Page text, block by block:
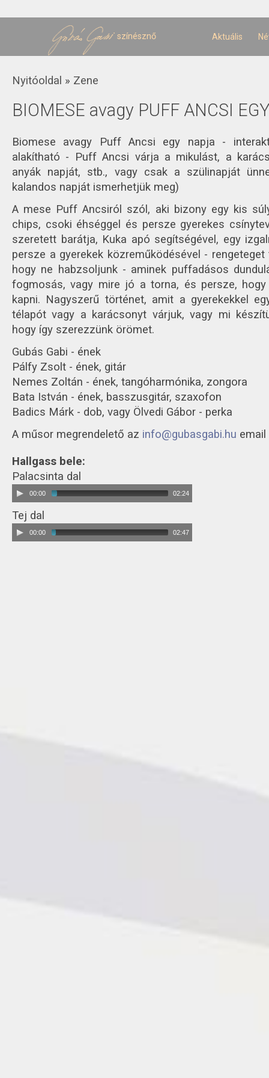
színésznő Aktuális
Jelenlegi hely
Nyitóoldal » Zene
BIOMESE avagy PUFF ANCSI
Biomese avagy Puff Ancsi egy napja -
alakítható - Puff Ancsi várja a mikulást, a
anyák napját, stb., vagy csak a szülinapját
kalandos napját ismerhetjük meg)
A mese Puff Ancsiról szól, aki bizony egy kis
chips, csoki éhséggel és persze gyerekes
szeretett barátja, Kuka apó segítségével, egy
persze a gyerekek közreműködésével -
hogy ne habzsoljunk - aminek puffadásos
fogmosás, vagy mire jó a torna, és persze,
kapni. Nagyszerű történet, amit a gyerekekkel
télapót vagy a karácsonyt várjuk, vagy mi
hogy így szerezzünk örömet.
Gubás Gabi - ének
Pálfy Zsolt - ének, gitár
Nemes Zoltán - ének, tangóharmónika, zongora
Bata István - ének, basszusgitár, szaxofon
Badics Márk - dob, vagy Ölvedi Gábor - perka
A műsor megrendelető az info@gubasgabi.hu email
Hallgass bele:
Palacsinta dal
00:00 02:24
Tej dal
00:00 02:47